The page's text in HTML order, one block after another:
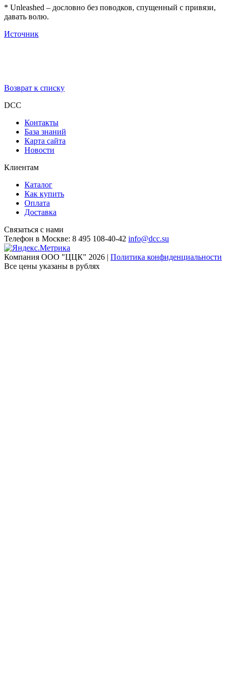
* Unleashed – дословно без поводков, спущенный с привязи,
давать волю.
Источник
Возврат к списку
DCC
Контакты
База знаний
Карта сайта
Новости
Клиентам
Каталог
Как купить
Оплата
Доставка
Связаться с нами
Телефон в Москве: 8 495 108-40-42 info@dcc.su
Компания ООО "ЦЦК" 2026 | Политика конфиденциальности
Все цены указаны в рублях